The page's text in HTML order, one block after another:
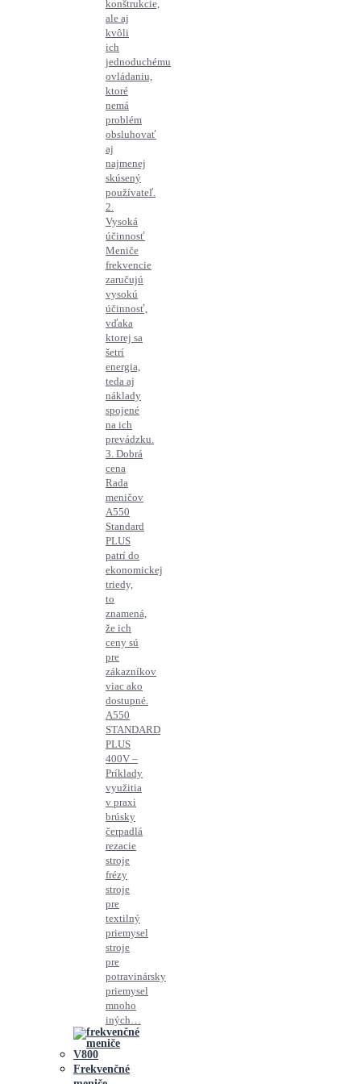
konštrukcie,
ale aj
kvôli
ich
jednoduchému
ovládaniu,
ktoré
nemá
problém
obsluhovať
aj
najmenej
skúsený
používateľ.
2.
Vysoká
účinnosť
Meniče
frekvencie
zaručujú
vysokú
účinnosť,
vďaka
ktorej sa
šetrí
energia,
teda aj
náklady
spojené
na ich
prevádzku.
3. Dobrá
cena
Rada
meničov
A550
Standard
PLUS
patrí do
ekonomickej
triedy,
to
znamená,
že ich
ceny sú
pre
zákazníkov
viac ako
dostupné.
A550
STANDARD
PLUS
400V –
Príklady
využitia
v praxi
brúsky
čerpadlá
rezacie
stroje
frézy
stroje
pre
textilný
priemysel
stroje
pre
potravinársky
priemysel
mnoho
iných…
Frekvenčné